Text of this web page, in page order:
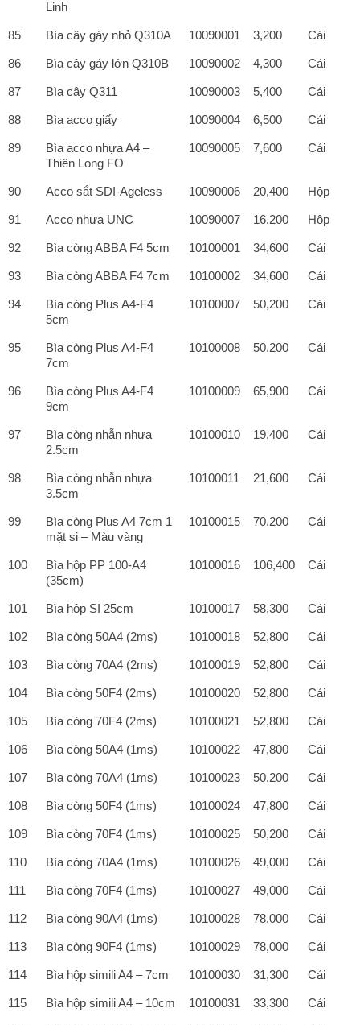
Linh
85 Bìa cây gáy nhỏ Q310A 10090001 3,200 Cái
86 Bìa cây gáy lớn Q310B 10090002 4,300 Cái
87 Bìa cây Q311 10090003 5,400 Cái
88 Bìa acco giấy 10090004 6,500 Cái
89
Bìa acco nhựa A4 –
Thiên Long FO
10090005 7,600 Cái
90 Acco sắt SDI-Ageless 10090006 20,400 Hộp
91 Acco nhựa UNC 10090007 16,200 Hộp
92 Bìa còng ABBA F4 5cm 10100001 34,600 Cái
93 Bìa còng ABBA F4 7cm 10100002 34,600 Cái
94
Bìa còng Plus A4-F4
5cm
10100007 50,200 Cái
95
Bìa còng Plus A4-F4
7cm
10100008 50,200 Cái
96
Bìa còng Plus A4-F4
9cm
10100009 65,900 Cái
97
Bìa còng nhẫn nhựa
2.5cm
10100010 19,400 Cái
98
Bìa còng nhẫn nhựa
3.5cm
10100011 21,600 Cái
99
Bìa còng Plus A4 7cm 1
mặt si – Màu vàng
10100015 70,200 Cái
100
Bìa hộp PP 100-A4
(35cm)
10100016 106,400 Cái
101 Bìa hộp SI 25cm 10100017 58,300 Cái
102 Bìa còng 50A4 (2ms) 10100018 52,800 Cái
103 Bìa còng 70A4 (2ms) 10100019 52,800 Cái
104 Bìa còng 50F4 (2ms) 10100020 52,800 Cái
105 Bìa còng 70F4 (2ms) 10100021 52,800 Cái
106 Bìa còng 50A4 (1ms) 10100022 47,800 Cái
107 Bìa còng 70A4 (1ms) 10100023 50,200 Cái
108 Bìa còng 50F4 (1ms) 10100024 47,800 Cái
109 Bìa còng 70F4 (1ms) 10100025 50,200 Cái
110 Bìa còng 70A4 (1ms) 10100026 49,000 Cái
111 Bìa còng 70F4 (1ms) 10100027 49,000 Cái
112 Bìa còng 90A4 (1ms) 10100028 78,000 Cái
113 Bìa còng 90F4 (1ms) 10100029 78,000 Cái
114 Bìa hộp simili A4 – 7cm 10100030 31,300 Cái
115 Bìa hộp simili A4 – 10cm 10100031 33,300 Cái